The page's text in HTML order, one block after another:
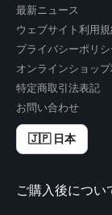
最新ニュース
ウェブサイト利用
プライバシーポリ
オンラインショッ
特定商取引法表記
お問い合わせ
🇯🇵 日本
ご購入後につい